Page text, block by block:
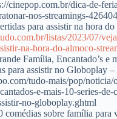
cinepop.com.br/dica-de-
nos-streamings-
para assistir na hora
listas/2023/07/
na-hora-do-almoco-
Família, Encantado’s e
para assistir no Globoplay –
tudo-mais/pop/noticia/
e-mais-10-series-de-
no-globoplay.ghtml
comédias sobre família para